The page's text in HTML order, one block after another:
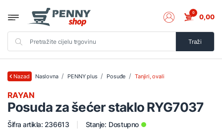
Traži
0 0,00
Nazad Naslovna PENNY plus Posuđe Tanjiri, ovali
Posuda za šećer staklo RYG7037
RAYAN
Šifra artikla: 236613 Stanje: Dostupno